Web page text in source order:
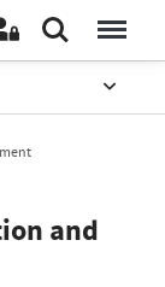
and